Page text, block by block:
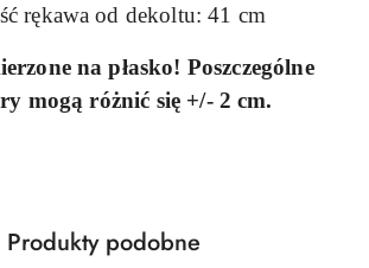
rękawa od dekoltu: 41 cm
na płasko! Poszczególne
mogą różnić się +/- 2 cm.
produktów
Produkty
Produkty podobne